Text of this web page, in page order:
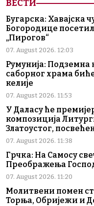
ВЕСТИ
Бугарска: Хавајска
Богородице
„Пирогов“
07. August 2026. 12:03
Румунија:
саборног храма
келије
07. August 2026. 11:53
У Даласу ће
композиција
Златоустог,
07. August 2026. 11:38
Грчка: На Самосу
Преображења
07. August 2026. 11:20
Молитвени помен
Торња, Обријежи и